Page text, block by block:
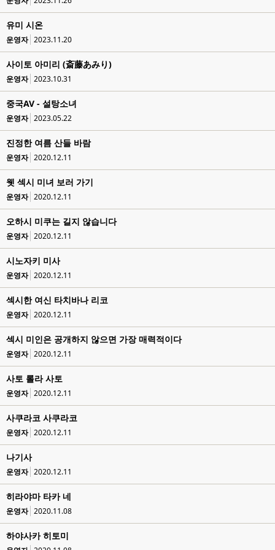
유미 시온
운영자 2023.11.20
사이토 아미리 (斎藤あみり)
운영자 2023.10.31
중국AV - 설탕소녀
운영자 2023.05.22
진정한 여름 산들 바람
운영자 2020.12.11
웻 섹시 미녀 보러 가기
운영자 2020.12.11
오하시 미쿠는 길지 않습니다
운영자 2020.12.11
시노자키 미사
운영자 2020.12.11
섹시한 여신 타치바나 리코
운영자 2020.12.11
섹시 미인은 공개하지 않으면 가장 매력적이다
운영자 2020.12.11
사토 롤라 사토
운영자 2020.12.11
사쿠라코 사쿠라코
운영자 2020.12.11
나기사
운영자 2020.12.11
히라야마 타카 네
운영자 2020.11.08
하야사카 히토미